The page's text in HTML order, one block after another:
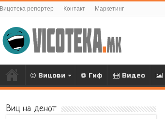
Вицотека репортер Контакт Маркетинг
Вицови Гиф Видео
Виц на денот